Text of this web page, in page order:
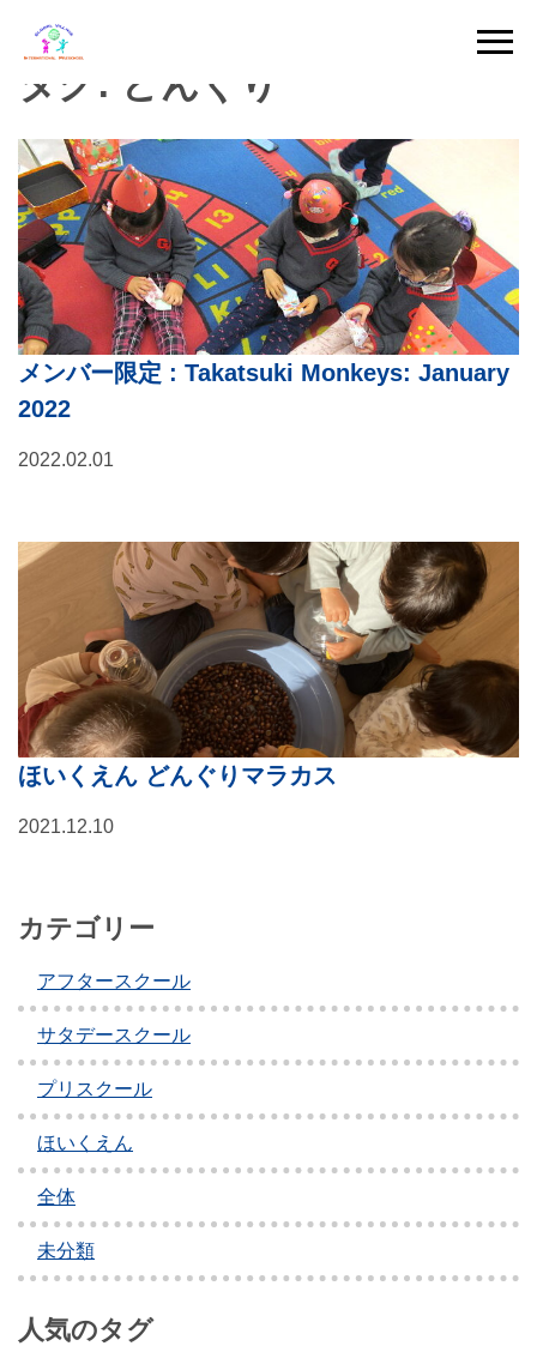
Skip
contentタグ: どんぐり
メンバー限定 : Takatsuki Monkeys: January
2022
2022.02.01
ほいくえん どんぐりマラカス
2021.12.10
カテゴリー
アフタースクール
サタデースクール
プリスクール
ほいくえん
全体
未分類
人気のタグ